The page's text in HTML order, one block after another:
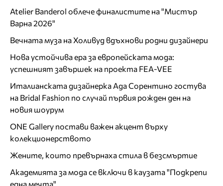
Atelier Banderol облече финалистите на "Мистър
Варна 2026"
Вечната муза на Холивуд вдъхнови родни дизайнери
Нова устойчива ера за европейската мода:
успешният завършек на проекта FEA-VEE
Италианската дизайнерка Ада Сорентино гостува
на Bridal Fashion по случай първия рожден ден на
новия шоурум
ONE Gallery постави важен акцент върху
колекционерството
Жените, които превърнаха стила в безсмъртие
Академията за мода се включи в каузата "Подкрепи
една мечта"